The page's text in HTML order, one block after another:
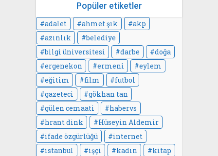
Popüler etiketler
adalet ahmet şık
akp
azınlık
belediye
bilgi üniversitesi
darbe
doğa
ergenekon
ermeni
eylem
eğitim
film
futbol
gazeteci
gökhan tan
gülen cemaati
habervs
hrant dink
Hüseyin Aldemir
ifade özgürlüğü
internet
istanbul
işçi kadın
kitap